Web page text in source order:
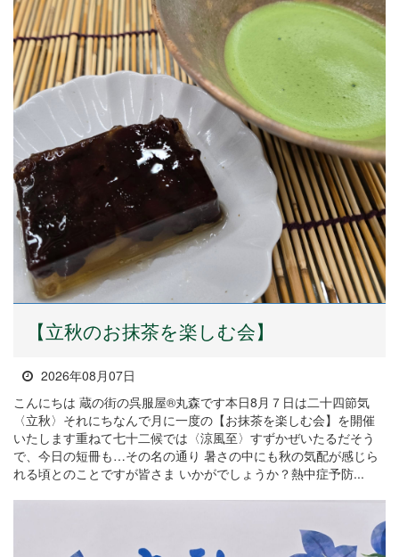
【立秋のお抹茶を楽しむ会】
2026年08月07日
こんにちは 蔵の街の呉服屋®丸森です本日8月７日は二十四節気
〈立秋〉それにちなんで月に一度の【お抹茶を楽しむ会】を開催
いたします重ねて七十二候では〈涼風至〉すずかぜいたるだそう
で、今日の短冊も…その名の通り 暑さの中にも秋の気配が感じら
れる頃とのことですが皆さま いかがでしょうか？熱中症予防...